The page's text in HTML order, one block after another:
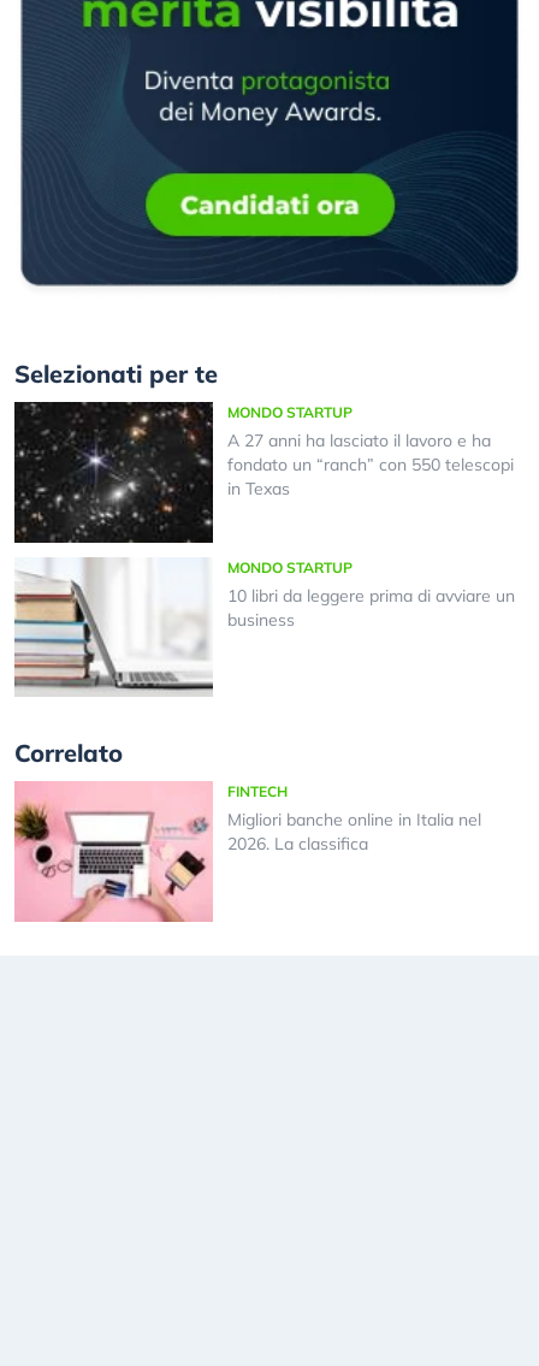
Selezionati per te
MONDO STARTUP
A 27 anni ha lasciato il lavoro e ha
fondato un “ranch” con 550 telescopi
in Texas
MONDO STARTUP
10 libri da leggere prima di avviare un
business
Correlato
FINTECH
Migliori banche online in Italia nel
2026. La classifica